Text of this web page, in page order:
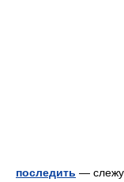
последить —